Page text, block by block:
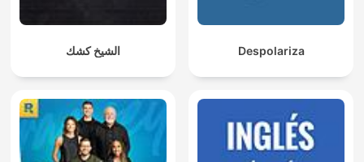
الشيخ كشك Despolariza